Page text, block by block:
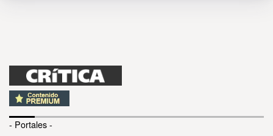
- Portales -